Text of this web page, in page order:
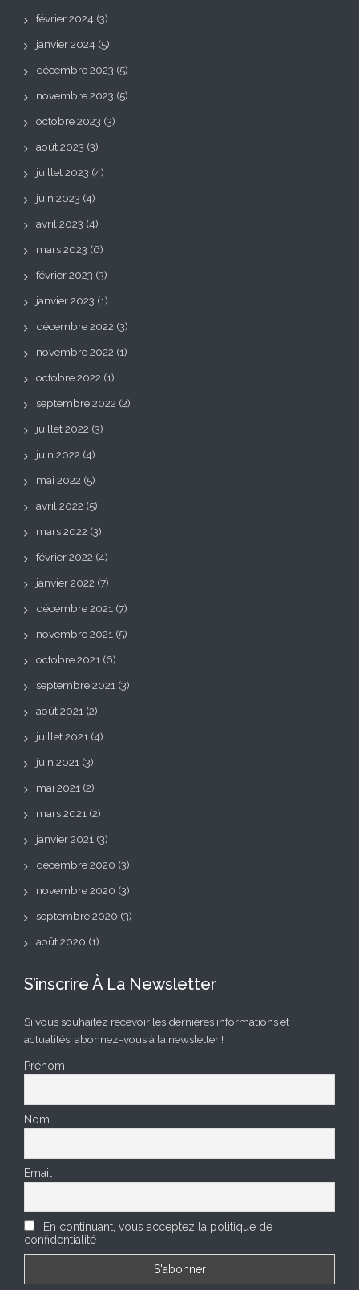
février 2024 (3)
janvier 2024 (5)
décembre 2023 (5)
novembre 2023 (5)
octobre 2023 (3)
août 2023 (3)
juillet 2023 (4)
juin 2023 (4)
avril 2023 (4)
mars 2023 (6)
février 2023 (3)
janvier 2023 (1)
décembre 2022 (3)
novembre 2022 (1)
octobre 2022 (1)
septembre 2022 (2)
juillet 2022 (3)
juin 2022 (4)
mai 2022 (5)
avril 2022 (5)
mars 2022 (3)
février 2022 (4)
janvier 2022 (7)
décembre 2021 (7)
novembre 2021 (5)
octobre 2021 (6)
septembre 2021 (3)
août 2021 (2)
juillet 2021 (4)
juin 2021 (3)
mai 2021 (2)
mars 2021 (2)
janvier 2021 (3)
décembre 2020 (3)
novembre 2020 (3)
septembre 2020 (3)
août 2020 (1)
S’inscrire À La Newsletter
Si vous souhaitez recevoir les dernières informations et
actualités, abonnez-vous à la newsletter !
Prénom
Nom
Email
En continuant, vous acceptez la politique de
confidentialité